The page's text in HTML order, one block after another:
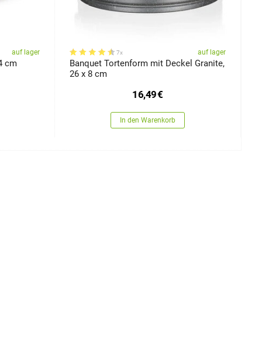
auf lager
cm
7x auf lager
Banquet Tortenform mit Deckel Granite,
26 x 8 cm
16,49€
In den Warenkorb